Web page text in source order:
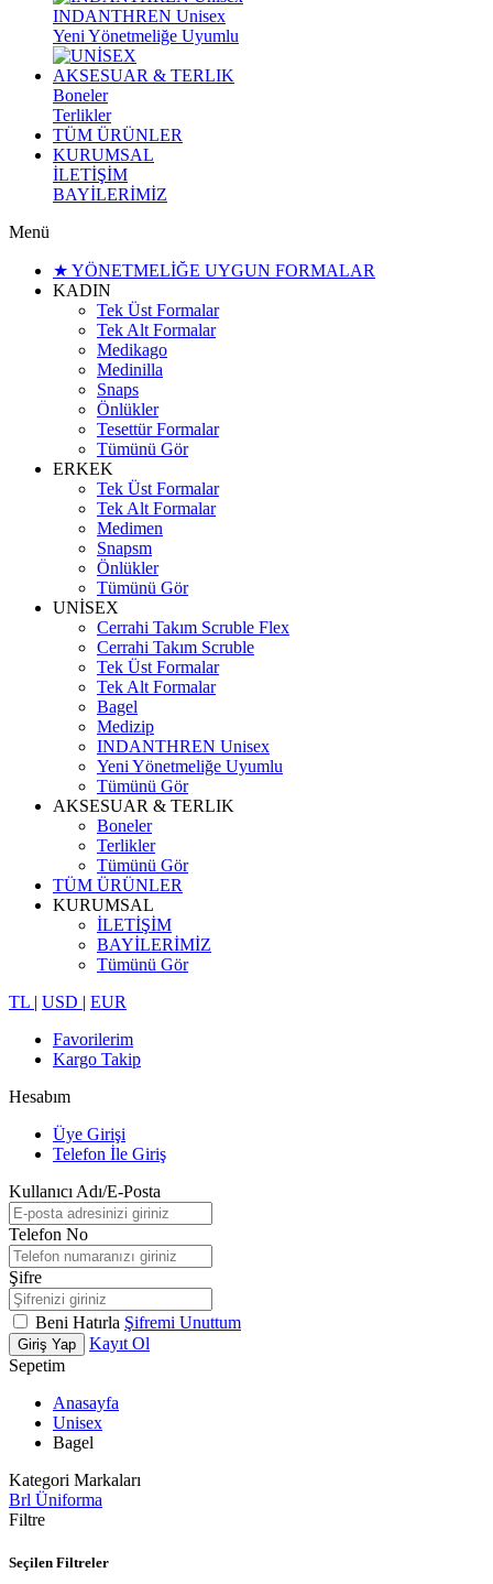
INDANTHREN Unisex
Yeni Yönetmeliğe Uyumlu
AKSESUAR & TERLIK
Boneler
Terlikler
TÜM ÜRÜNLER
KURUMSAL
İLETİŞİM
BAYİLERİMİZ
Menü
★ YÖNETMELİĞE UYGUN FORMALAR
KADIN
Tek Üst Formalar
Tek Alt Formalar
Medikago
Medinilla
Snaps
Önlükler
Tesettür Formalar
Tümünü Gör
ERKEK
Tek Üst Formalar
Tek Alt Formalar
Medimen
Snapsm
Önlükler
Tümünü Gör
UNİSEX
Cerrahi Takım Scruble Flex
Cerrahi Takım Scruble
Tek Üst Formalar
Tek Alt Formalar
Bagel
Medizip
INDANTHREN Unisex
Yeni Yönetmeliğe Uyumlu
Tümünü Gör
AKSESUAR & TERLIK
Boneler
Terlikler
Tümünü Gör
TÜM ÜRÜNLER
KURUMSAL
İLETİŞİM
BAYİLERİMİZ
Tümünü Gör
TL | USD | EUR
Favorilerim
Kargo Takip
Hesabım
Üye Girişi
Telefon İle Giriş
Kullanıcı Adı/E-Posta
Telefon No
Şifre
Beni Hatırla Şifremi Unuttum
Giriş Yap
Kayıt Ol
Sepetim
Anasayfa
Unisex
Bagel
Kategori Markaları
Brl Üniforma
Filtre
Seçilen Filtreler